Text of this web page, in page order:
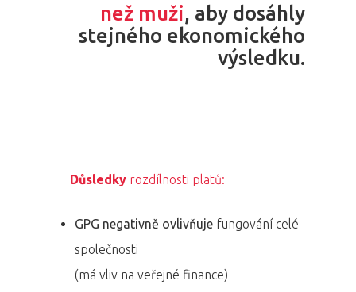
než muži, aby dosáhly
stejného ekonomického
výsledku.
Důsledky rozdílnosti platů:
GPG negativně ovlivňuje fungování celé
společnosti
(má vliv na veřejné finance)